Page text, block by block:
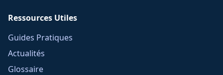
Ressources Utiles
Guides Pratiques
Actualités
Glossaire